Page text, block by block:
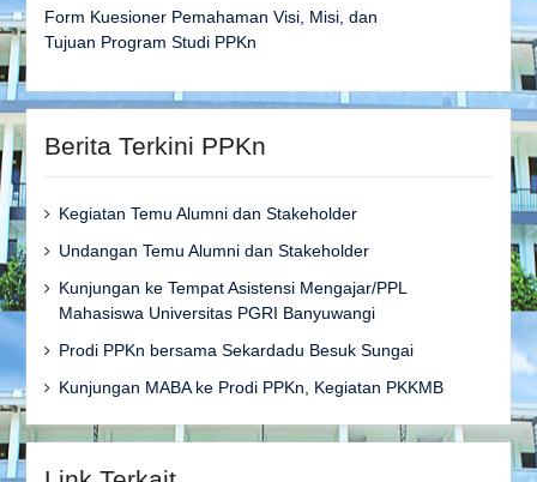
Form Kuesioner Pemahaman Visi, Misi, dan
Tujuan Program Studi PPKn
Berita Terkini PPKn
Kegiatan Temu Alumni dan Stakeholder
Undangan Temu Alumni dan Stakeholder
Kunjungan ke Tempat Asistensi Mengajar/PPL
Mahasiswa Universitas PGRI Banyuwangi
Prodi PPKn bersama Sekardadu Besuk Sungai
Kunjungan MABA ke Prodi PPKn, Kegiatan PKKMB